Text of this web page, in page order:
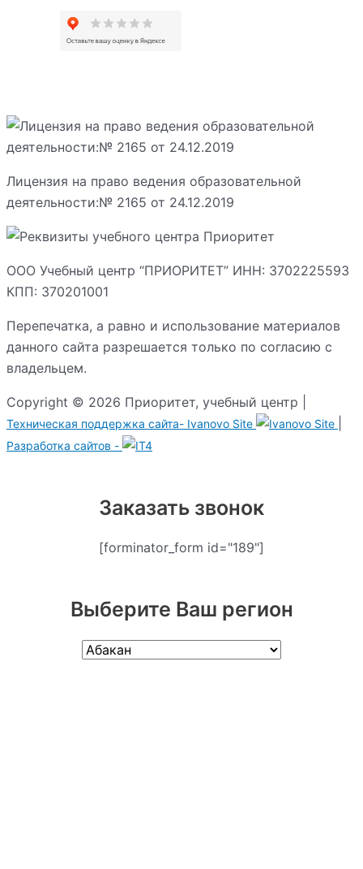
Лицензия на право ведения образовательной
деятельности:№ 2165 от 24.12.2019
ООО Учебный центр “ПРИОРИТЕТ” ИНН: 3702225593
КПП: 370201001
Перепечатка, а равно и использование материалов
данного сайта разрешается только по согласию с
владельцем.
Copyright © 2026 Приоритет, учебный центр |
Техническая поддержка сайта- Ivanovo Site
Разработка сайтов -
Заказать звонок
[forminator_form id="189"]
Выберите Ваш регион